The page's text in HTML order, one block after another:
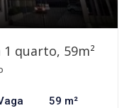
quarto, 59m²
59 m²